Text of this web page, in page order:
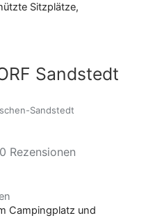
Sitzplätze,
Sandstedt
Sandstedt
Rezensionen
Campingplatz und